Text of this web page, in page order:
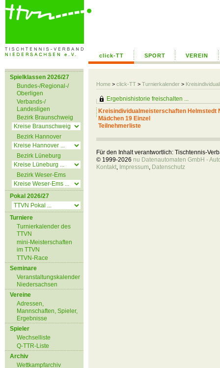
click-TT SPORT VEREIN
Home > click-TT > Turnierkalender >
Spielklassen 2026/27
Bundes-/Regional-/
Oberligen
Verbands-/
Landesligen
Bezirk Braunschweig
Bezirk Hannover
Bezirk Lüneburg
Bezirk Weser-Ems
Pokal 2026/27
Turniere
Turnierkalender des
TTVN
mini-Meisterschaften
im TTVN
TTVN-Race
Seminare
Veranstaltungskalender
Niedersachsen
Vereine
Adressen,
Mannschaften, Spieler,
Ergebnisse
Spieler
Wechselliste
Q-TTR-Liste
Archiv
Wettkampfarchiv
Ergebnishistorie freischalten ...
Kreisindividualmeisterschaften Helmstedt
Mädchen 19 Einzel
Teilnehmerliste
Für den Inhalt verantwortlich: Tischtennis-
© 1999-2026 nu Datenautomaten GmbH -
Kontakt, Impressum, Datenschutz